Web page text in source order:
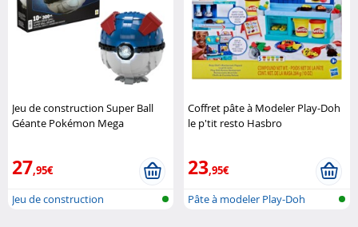
Jeu de construction Super Ball
Géante Pokémon Mega
27,95€
Jeu de construction
Coffret pâte à Modeler Play-Doh
le p'tit resto Hasbro
23,95€
Pâte à modeler Play-Doh